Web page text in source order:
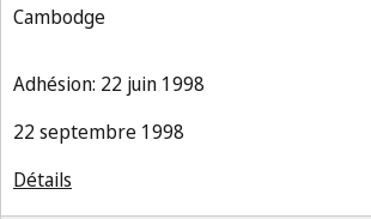
Cambodge
Adhésion: 22 juin 1998
22 septembre 1998
Détails